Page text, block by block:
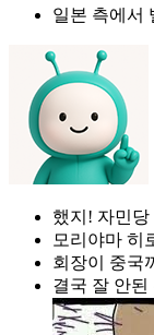
일본 측에서
했지! 자민당
모리야마 히
회장이 중국
결국 잘 안된